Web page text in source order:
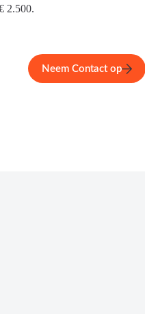
2.500.
Neem Contact op